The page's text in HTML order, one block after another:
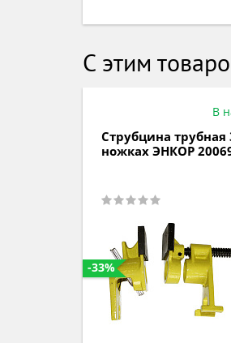
С этим
В
Струбцина трубная
ножках ЭНКОР
-33%